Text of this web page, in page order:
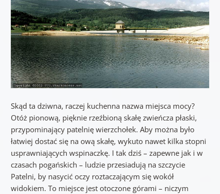
Skąd ta dziwna, raczej kuchenna nazwa miejsca mocy?
Otóż pionową, pięknie rzeźbioną skałę zwieńcza płaski,
przypominający patelnię wierzchołek. Aby można było
łatwiej dostać się na ową skałę, wykuto nawet kilka stopni
usprawniających wspinaczkę. I tak dziś – zapewne jak i w
czasach pogańskich – ludzie przesiadują na szczycie
Patelni, by nasycić oczy roztaczającym się wokół
widokiem. To miejsce jest otoczone górami – niczym